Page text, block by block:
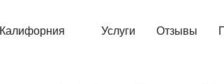
Калифорния Услуги Отзывы